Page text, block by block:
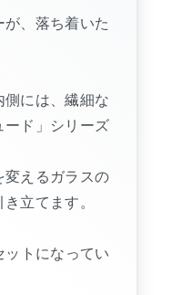
、落ち着いた
側には、繊細な
ード」シリーズ
変えるガラスの
立てます。
ットになってい